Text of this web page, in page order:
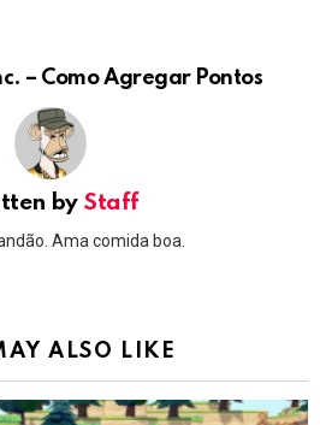
– Como Agregar Pontos
by Staff
Ama comida boa.
ALSO LIKE